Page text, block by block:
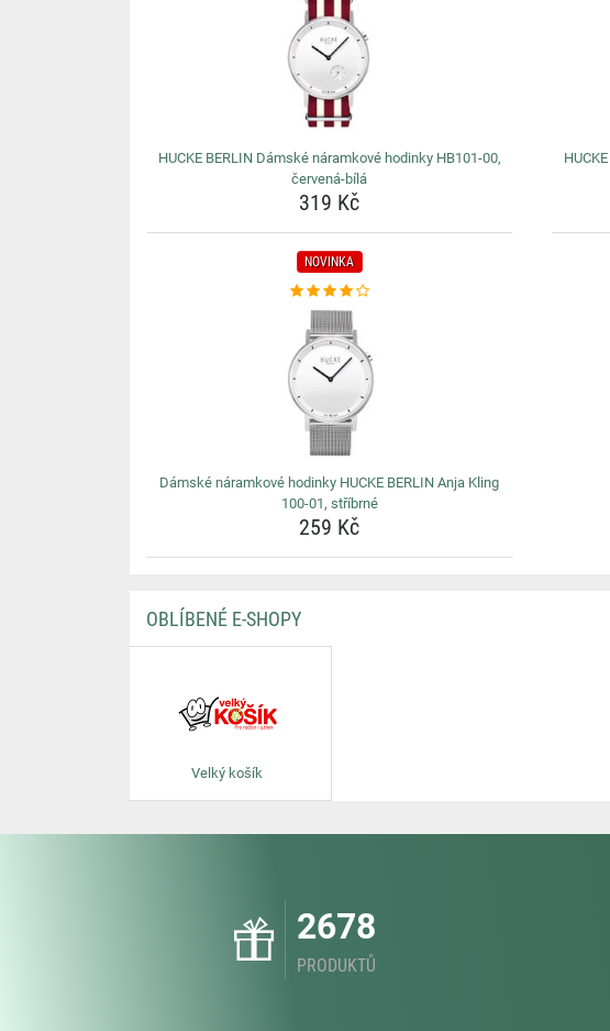
HUCKE BERLIN Dámské náramkové hodinky HB101-00,
červená-bílá
319 Kč
NOVINKA
Dámské náramkové hodinky HUCKE BERLIN Anja Kling
100-01, stříbrné
259 Kč
OBLÍBENÉ E-SHOPY
Velký košík
2678
PRODUKTŮ